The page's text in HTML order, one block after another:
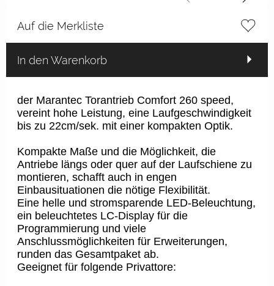
Auf die Merkliste
In den Warenkorb
der Marantec Torantrieb Comfort 260 speed,
vereint hohe Leistung, eine Laufgeschwindigkeit
bis zu 22cm/sek. mit einer kompakten Optik.
Kompakte Maße und die Möglichkeit, die
Antriebe längs oder quer auf der Laufschiene zu
montieren, schafft auch in engen
Einbausituationen die nötige Flexibilität.
Eine helle und stromsparende LED-Beleuchtung,
ein beleuchtetes LC-Display für die
Programmierung und viele
Anschlussmöglichkeiten für Erweiterungen,
runden das Gesamtpaket ab.
Geeignet für folgende Privattore: